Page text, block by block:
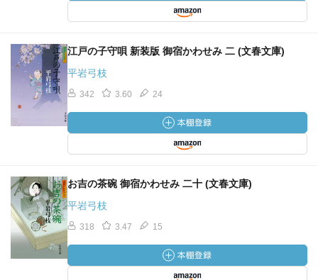
江戸の子守唄 新装版 御宿かわせみ 二 (文春文庫)
平岩弓枝
342 3.60 24
お吉の茶碗 御宿かわせみ 二十 (文春文庫)
平岩弓枝
318 3.47 15